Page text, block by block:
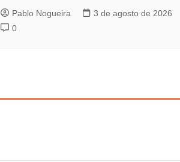
Pablo Nogueira
3 de agosto de 2026
0